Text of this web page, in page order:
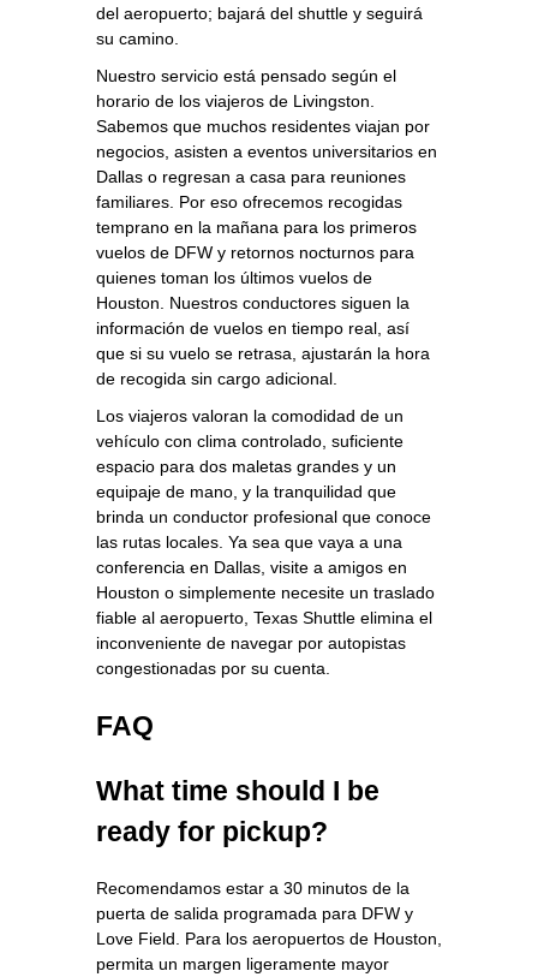
del aeropuerto; bajará del shuttle y seguirá
su camino.
Nuestro servicio está pensado según el
horario de los viajeros de Livingston.
Sabemos que muchos residentes viajan por
negocios, asisten a eventos universitarios en
Dallas o regresan a casa para reuniones
familiares. Por eso ofrecemos recogidas
temprano en la mañana para los primeros
vuelos de DFW y retornos nocturnos para
quienes toman los últimos vuelos de
Houston. Nuestros conductores siguen la
información de vuelos en tiempo real, así
que si su vuelo se retrasa, ajustarán la hora
de recogida sin cargo adicional.
Los viajeros valoran la comodidad de un
vehículo con clima controlado, suficiente
espacio para dos maletas grandes y un
equipaje de mano, y la tranquilidad que
brinda un conductor profesional que conoce
las rutas locales. Ya sea que vaya a una
conferencia en Dallas, visite a amigos en
Houston o simplemente necesite un traslado
fiable al aeropuerto, Texas Shuttle elimina el
inconveniente de navegar por autopistas
congestionadas por su cuenta.
FAQ
What time should I be
ready for pickup?
Recomendamos estar a 30 minutos de la
puerta de salida programada para DFW y
Love Field. Para los aeropuertos de Houston,
permita un margen ligeramente mayor